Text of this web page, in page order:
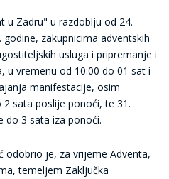
u Zadru" u razdoblju od 24.
zakupnicima adventskih
usluga i pripremanje i
u vremenu od 10:00 do 01 sat i
manifestacije, osim
sata poslije ponoći, te 31.
do 3 sata iza ponoći.
odobrio je, za vrijeme Adventa,
temeljem Zaključka